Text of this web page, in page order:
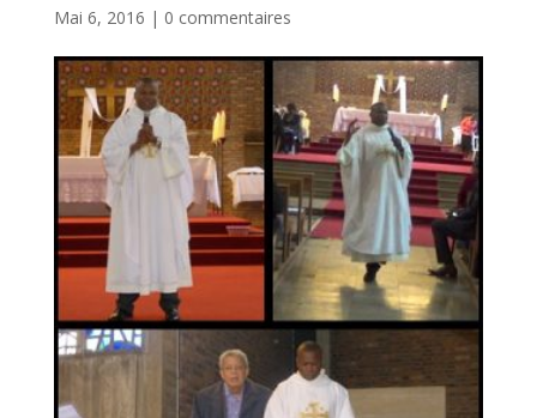
Mai 6, 2016 | 0 commentaires